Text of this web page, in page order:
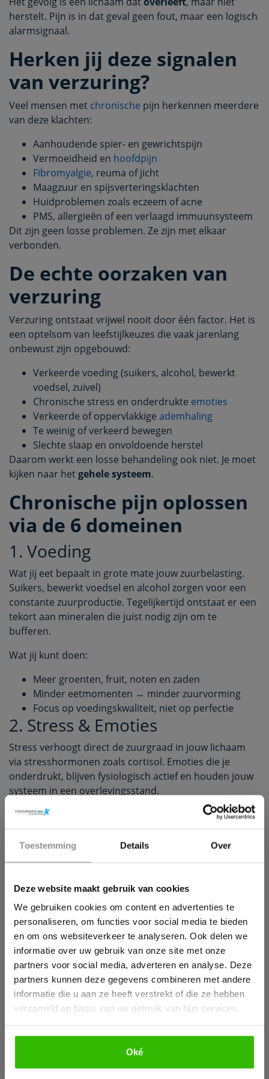
Toestemming Details Over
Deze website maakt gebruik van cookies
We gebruiken cookies om content en advertenties te
personaliseren, om functies voor social media te bieden
en om ons websiteverkeer te analyseren. Ook delen we
informatie over uw gebruik van onze site met onze
partners voor social media, adverteren en analyse. Deze
partners kunnen deze gegevens combineren met andere
informatie die u aan ze heeft verstrekt of die ze hebben
verzameld op basis van uw gebruik van hun services.
Oké
herstelt. Pijn is in dat geval geen fout, maar een logisch
alarmsignaal.
Herken jij deze signalen
van verzuring?
Veel mensen met chronische pijn herkennen meerdere
van deze klachten:
Aanhoudende spier- en gewrichtspijn
Vermoeidheid en hoofdpijn
Fibromyalgie, reuma of jicht
Maagzuur en spijsverteringsklachten
Huidproblemen zoals eczeem of acne
PMS, allergieën of een verlaagd immuunsysteem
Dit zijn geen losse problemen. Ze zijn met elkaar
verbonden.
De echte oorzaken van
verzuring
Verzuring ontstaat vrijwel nooit door één factor. Het is
een optelsom van leefstijlkeuzes die vaak jarenlang
onbewust zijn opgebouwd:
Verkeerde voeding (suikers, alcohol, bewerkt
voedsel, zuivel)
Chronische stress en onderdrukte emoties
Verkeerde of oppervlakkige ademhaling
Te weinig of verkeerd bewegen
Slechte slaap en onvoldoende herstel
Daarom werkt een losse behandeling ook niet. Je moet
kijken naar hetgehele systeem.
Chronische pijn oplossen
via de 6 domeinen
1. Voeding
Wat jij eet bepaalt in grote mate jouw zuurbelasting.
Suikers, bewerkt voedsel en alcohol zorgen voor een
constante zuurproductie. Tegelijkertijd ontstaat er een
tekort aan mineralen die juist nodig zijn om te
bufferen.
Wat jij kunt doen:
Meer groenten, fruit, noten en zaden
Minder eetmomenten → minder zuurvorming
Focus op voedingskwaliteit, niet op perfectie
2. Stress & Emoties
Stress verhoogt direct de zuurgraad in jouw lichaam
via stresshormonen zoals cortisol. Emoties die je
onderdrukt, blijven fysiologisch actief en houden jouw
systeem in een overlevingsstand.
Wat jij kunt doen:
Stress leren herkennen in plaats van wegdrukken
Emotionele ontlading toelaten
Herstelmomenten bewust inbouwen
3. Ademhaling
Een verkeerde ademhaling verstoort de zuur-base
balans sneller dan je denkt. Te oppervlakkig ademen
betekent minder zuurstof, een verstoorde CO₂-balans
en slechtere pH-regulatie.
Wat jij kunt doen:
Rustige buikademhaling trainen
Ademhaling inzetten als directe regulator van pijn
Wil jij ook een pijnvrij leven?
Download hieronder dan gratis ons e-book!
Bekijk e-book